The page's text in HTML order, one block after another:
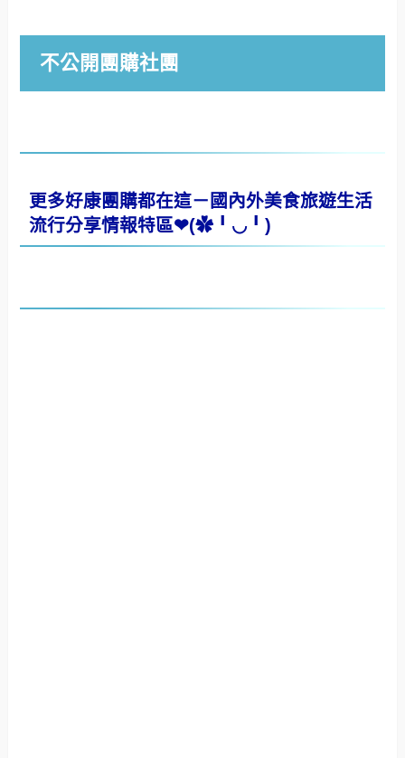
不公開團購社團
更多好康團購都在這－國內外美食旅遊生活
流行分享情報特區❤(✿╹◡╹)